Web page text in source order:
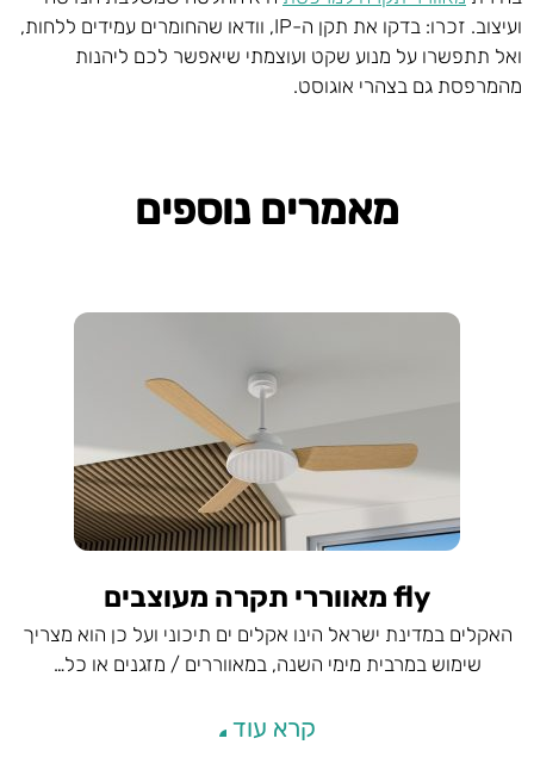
ועיצוב. זכרו: בדקו את תקן ה-IP, וודאו שהחומרים עמידים ללחות,
ואל תתפשרו על מנוע שקט ועוצמתי שיאפשר לכם ליהנות
מהמרפסת גם בצהרי אוגוסט.
מאמרים נוספים
fly מאווררי תקרה מעוצבים
האקלים במדינת ישראל הינו אקלים ים תיכוני ועל כן הוא מצריך
שימוש במרבית מימי השנה, במאווררים / מזגנים או כל…
קרא עוד